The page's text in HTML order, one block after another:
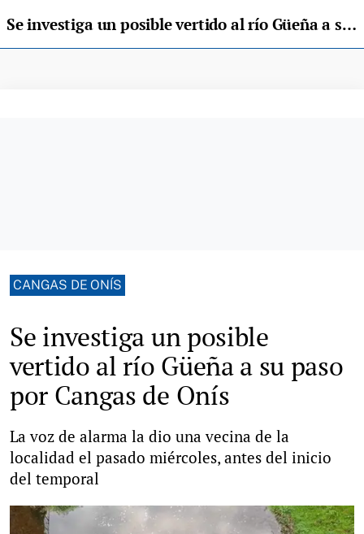
Se investiga un posible vertido al río Güeña a su paso por Cangas de Onís
CANGAS DE ONÍS
Se investiga un posible
vertido al río Güeña a su paso
por Cangas de Onís
La voz de alarma la dio una vecina de la
localidad el pasado miércoles, antes del inicio
del temporal